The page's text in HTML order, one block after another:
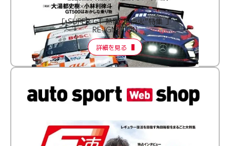
［ SUPER GT 熱闘“再点火”特集 ］
RE:IGNITION
詳細を見る